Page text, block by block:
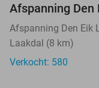
Afspanning Den
Afspanning Den Eik
Laakdal (8 km)
Verkocht: 580